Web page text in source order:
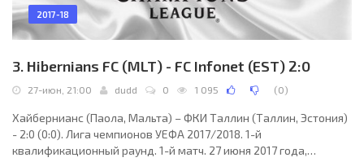
2017-18
3. Hibernians FC (MLT) - FC Infonet (EST) 2:0
27-июн, 21:00 dudd 0 1 095 (0)
Хайбернианс (Паола, Мальта) – ФКИ Таллин (Таллин, Эстония)
- 2:0 (0:0). Лига чемпионов УЕФА 2017/2018. 1-й
квалификационный раунд. 1-й матч. 27 июня 2017 года,